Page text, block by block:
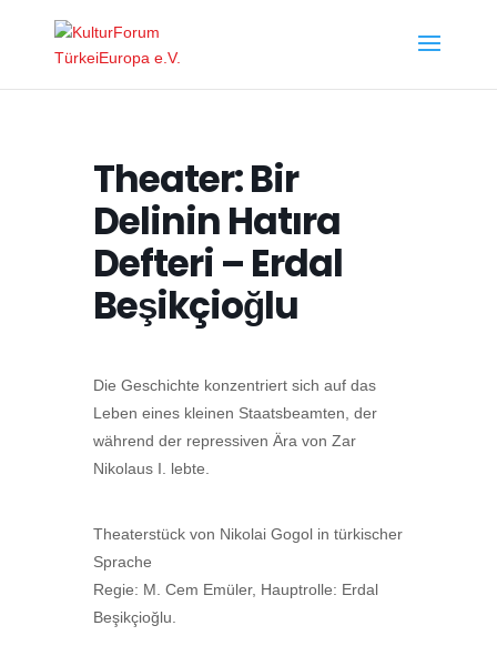
Theater: Bir
Delinin Hatıra
Defteri – Erdal
Beşikçioğlu
Die Geschichte konzentriert sich auf das
Leben eines kleinen Staatsbeamten, der
während der repressiven Ära von Zar
Nikolaus I. lebte.
Theaterstück von Nikolai Gogol in türkischer
Sprache
Regie: M. Cem Emüler, Hauptrolle: Erdal
Beşikçioğlu.